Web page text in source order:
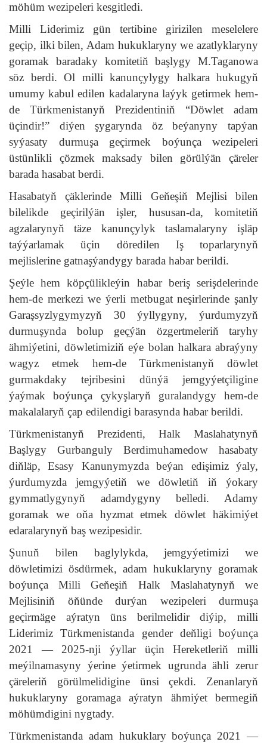
möhüm wezipeleri kesgitledi.
Milli Liderimiz gün tertibine girizilen meselelere
geçip, ilki bilen, Adam hukuklaryny we azatlyklaryny
goramak baradaky komitetiň başlygy M.Taganowa
söz berdi. Ol milli kanunçylygy halkara hukugyň
umumy kabul edilen kadalaryna laýyk getirmek hem-
de Türkmenistanyň Prezidentiniň “Döwlet adam
üçindir!” diýen şygarynda öz beýanyny tapýan
syýasaty durmuşa geçirmek boýunça wezipeleri
üstünlikli çözmek maksady bilen görülýän çäreler
barada hasabat berdi.
Hasabatyň çäklerinde Milli Geňeşiň Mejlisi bilen
bilelikde geçirilýän işler, hususan-da, komitetiň
agzalarynyň täze kanunçylyk taslamalaryny işläp
taýýarlamak üçin döredilen Iş toparlarynyň
mejlislerine gatnaşýandygy barada habar berildi.
Şeýle hem köpçülikleýin habar beriş serişdelerinde
hem-de merkezi we ýerli metbugat neşirlerinde şanly
Garaşsyzlygymyzyň 30 ýyllygyny, ýurdumyzyň
durmuşynda bolup geçýän özgertmeleriň taryhy
ähmiýetini, döwletimiziň eýe bolan halkara abraýyny
wagyz etmek hem-de Türkmenistanyň döwlet
gurmakdaky tejribesini dünýä jemgyýetçiligine
ýaýmak boýunça çykyşlaryň guralandygy hem-de
makalalaryň çap edilendigi barasynda habar berildi.
Türkmenistanyň Prezidenti, Halk Maslahatynyň
Başlygy Gurbanguly Berdimuhamedow hasabaty
diňläp, Esasy Kanunymyzda beýan edişimiz ýaly,
ýurdumyzda jemgyýetiň we döwletiň iň ýokary
gymmatlygynyň adamdygyny belledi. Adamy
goramak we oňa hyzmat etmek döwlet häkimiýet
edaralarynyň baş wezipesidir.
Şunuň bilen baglylykda, jemgyýetimizi we
döwletimizi ösdürmek, adam hukuklaryny goramak
boýunça Milli Geňeşiň Halk Maslahatynyň we
Mejlisiniň öňünde durýan wezipeleri durmuşa
geçirmäge aýratyn üns berilmelidir diýip, milli
Liderimiz Türkmenistanda gender deňligi boýunça
2021 — 2025-nji ýyllar üçin Hereketleriň milli
meýilnamasyny ýerine ýetirmek ugrunda ähli zerur
çäreleriň görülmelidigine ünsi çekdi. Zenanlaryň
hukuklaryny goramaga aýratyn ähmiýet bermegiň
möhümdigini nygtady.
Türkmenistanda adam hukuklary boýunça 2021 —